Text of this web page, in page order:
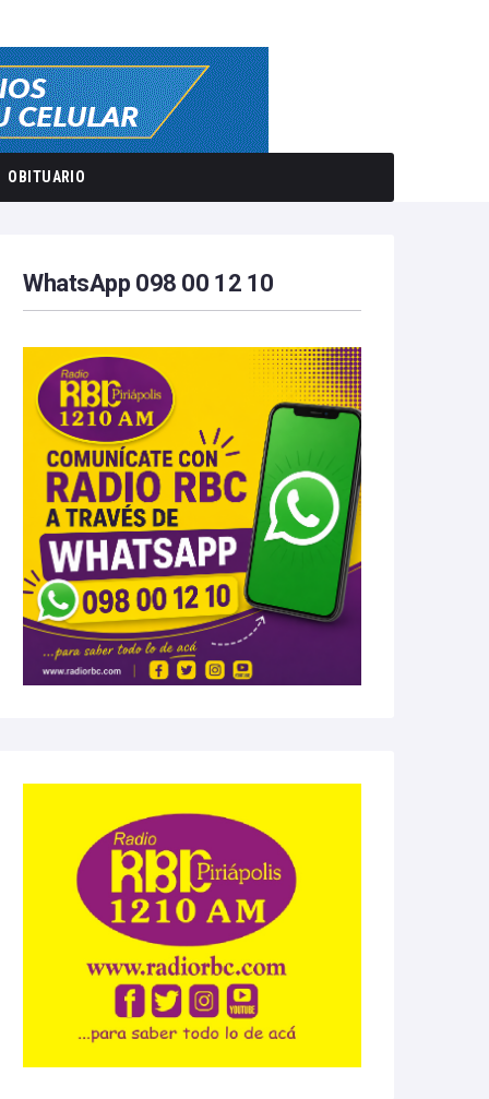
OBITUARIO
WhatsApp 098 00 12 10